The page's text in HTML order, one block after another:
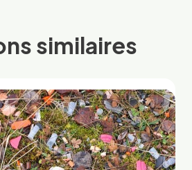
similaires